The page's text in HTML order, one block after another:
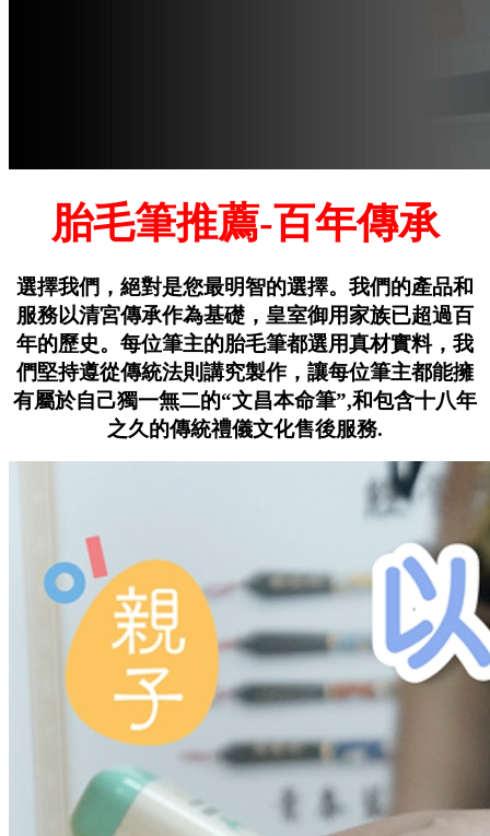
胎毛筆推薦-百年傳承
選擇我們，絕對是您最明智的選擇。我們的產品和
服務以清宮傳承作為基礎，皇室御用家族已超過百
年的歷史。每位筆主的胎毛筆都選用真材實料，我
們堅持遵從傳統法則講究製作，讓每位筆主都能擁
有屬於自己獨一無二的“文昌本命筆”,和包含十八年
之久的傳統禮儀文化售後服務.